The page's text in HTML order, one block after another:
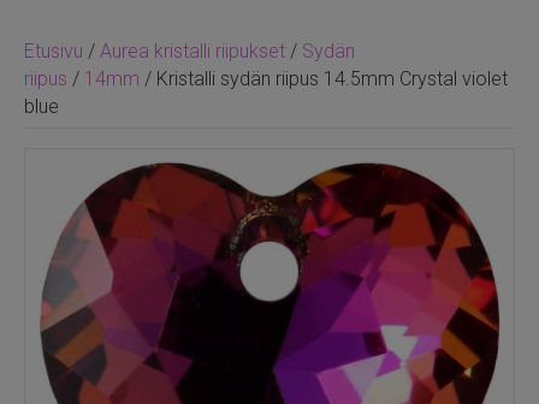
Etusivu / Aurea kristalli riipukset / Sydän
riipus / 14mm / Kristalli sydän riipus 14.5mm Crystal violet
blue